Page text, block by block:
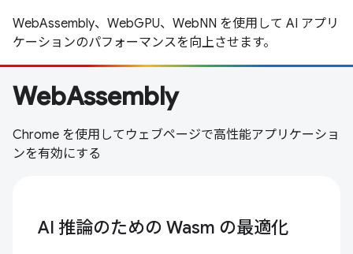
WebAssembly、WebGPU、WebNN を使用して AI アプリ
ケーションのパフォーマンスを向上させます。
WebAssembly
Chrome を使用してウェブページで高性能アプリケーショ
ンを有効にする
AI 推論のための Wasm の最適化